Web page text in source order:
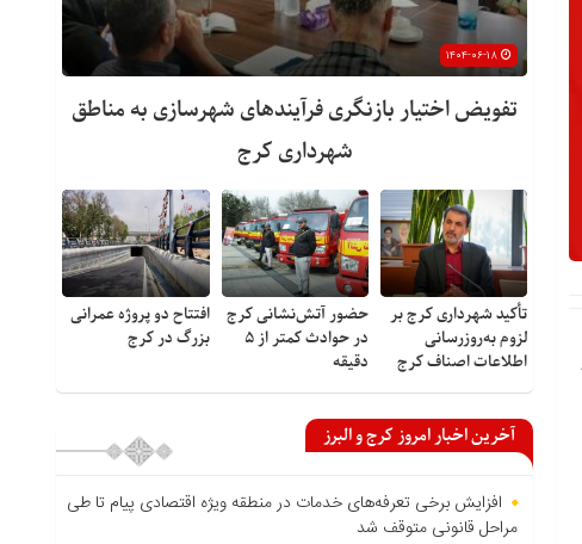
تفویض اختیار بازنگری فرآیندهای شهرسازی به مناطق
شهرداری کرج
تأکید شهرداری کرج بر
لزوم به‌روزرسانی
اطلاعات اصناف کرج
حضور آتش‌نشانی کرج
در حوادث کمتر از ۵
دقیقه
افتتاح دو پروژه عمرانی
بزرگ در کرج
آخرین اخبار امروز کرج و البرز
افزایش برخی تعرفه‌های خدمات در منطقه ویژه اقتصادی پیام تا طی
مراحل قانونی متوقف شد